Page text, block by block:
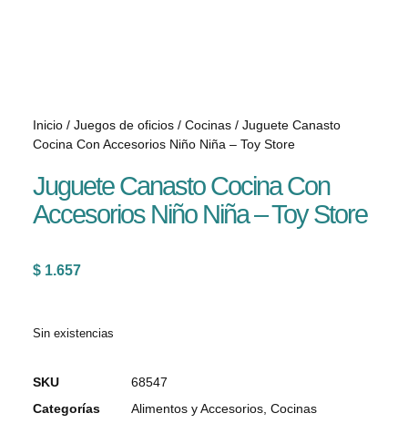
Inicio / Juegos de oficios / Cocinas / Juguete Canasto
Cocina Con Accesorios Niño Niña – Toy Store
Juguete Canasto Cocina Con
Accesorios Niño Niña – Toy Store
$ 1.657
Sin existencias
SKU
68547
Categorías
Alimentos y Accesorios Cocinas